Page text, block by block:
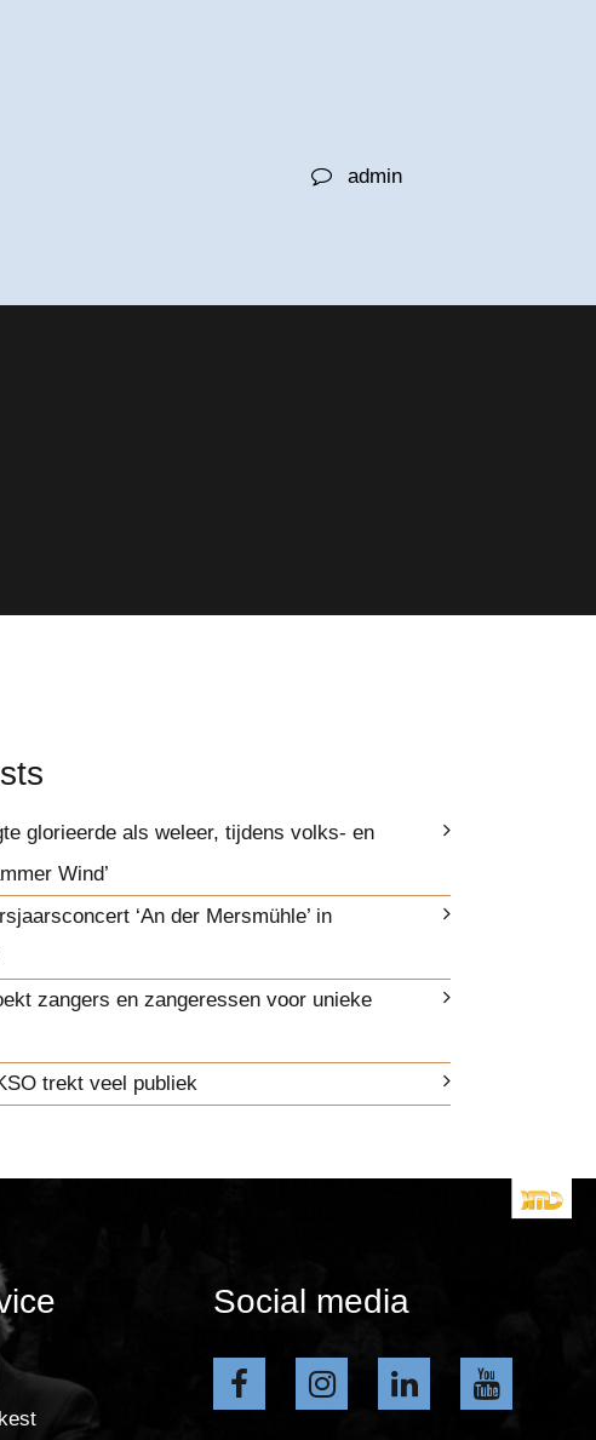
admin
glorieerde als weleer, tijdens volks- en
Wind’
‘An der Mersmühle’ in
zangers en zangeressen voor unieke
trekt veel publiek
Social media